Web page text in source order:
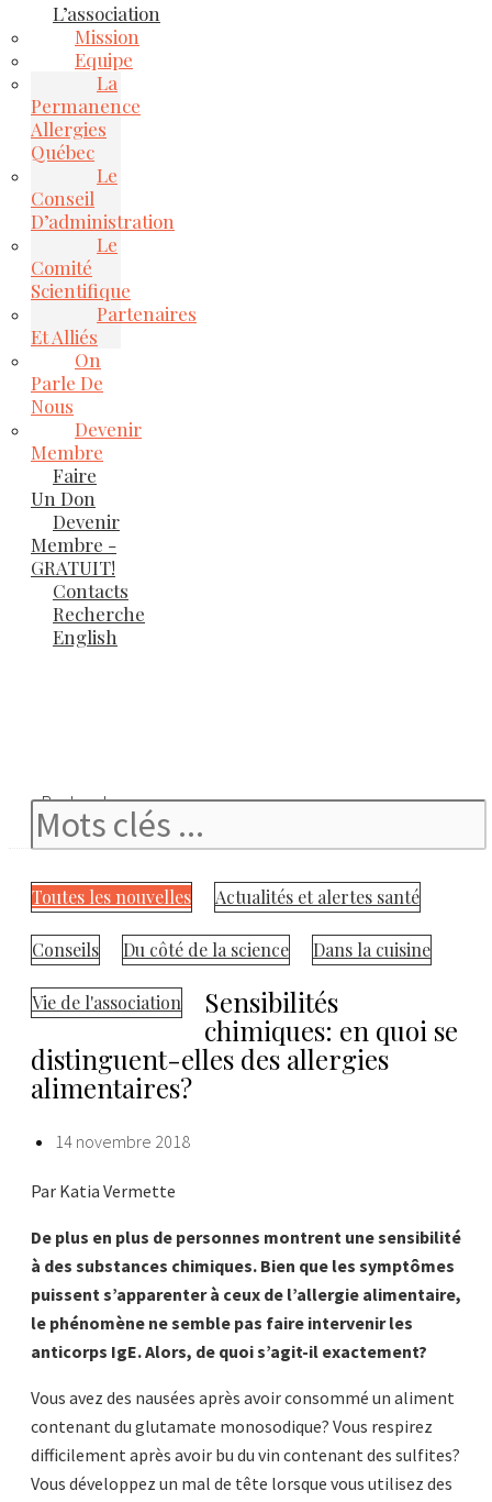
L’association
Mission
Equipe
La
Permanence
Allergies
Québec
Le
Conseil
D’administration
Le
Comité
Scientifique
Partenaires
Et Alliés
On
Parle De
Nous
Devenir
Membre
Faire
Un Don
Devenir
Membre -
GRATUIT!
Contacts
Recherche
English
Rechercher
Toutes les nouvelles Actualités et alertes santé
Conseils Du côté de la science Dans la cuisine
Vie de l'association
Sensibilités
chimiques: en quoi se
distinguent-elles des allergies
alimentaires?
14 novembre 2018
Par Katia Vermette
De plus en plus de personnes montrent une sensibilité
à des substances chimiques. Bien que les symptômes
puissent s’apparenter à ceux de l’allergie alimentaire,
le phénomène ne semble pas faire intervenir les
anticorps IgE. Alors, de quoi s’agit-il exactement?
Vous avez des nausées après avoir consommé un aliment
contenant du glutamate monosodique? Vous respirez
difficilement après avoir bu du vin contenant des sulfites?
Vous développez un mal de tête lorsque vous utilisez des